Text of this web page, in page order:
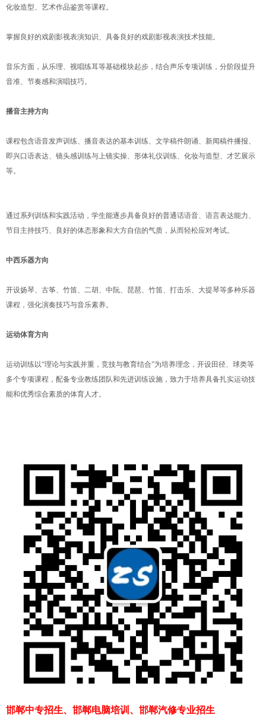
化妆造型、艺术作品鉴赏等课程。
掌握良好的戏剧影视表演知识、具备良好的戏剧影视表演技术技能。
音乐方面，从乐理、视唱练耳等基础模块起步，结合声乐专项训练，分阶段提升
音准、节奏感和演唱技巧。
播音主持方向
课程包含语音发声训练、播音表达的基本训练、文学稿件朗诵、新闻稿件播报、
即兴口语表达、镜头感训练与上镜实操、形体礼仪训练、化妆与造型、才艺展示
等。
通过系列训练和实践活动，学生能逐步具备良好的普通话语音、语言表达能力、
节目主持技巧、良好的体态形象和大方自信的气质，从而轻松应对考试。
中西乐器方向
开设扬琴、古筝、竹笛、二胡、中阮、琵琶、竹笛、打击乐、大提琴等多种乐器
课程，强化演奏技巧与音乐素养。
运动体育方向
运动训练以“理论与实践并重，竞技与教育结合”为培养理念，开设田径、球类等
多个专项课程，配备专业教练团队和先进训练设施，致力于培养具备扎实运动技
能和优秀综合素质的体育人才。
邯郸中专招生、邯郸电脑培训、邯郸汽修专业招生